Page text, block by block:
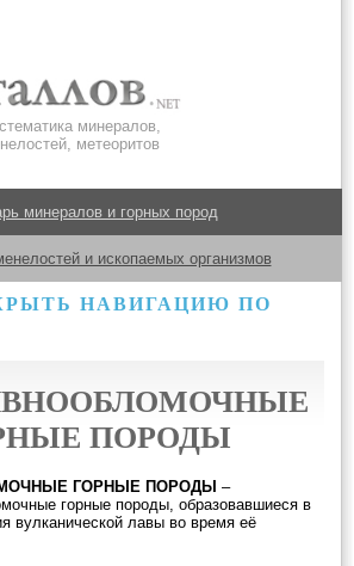
минералов,
метеоритов
минералов и горных пород
и ископаемых организмов
НАВИГАЦИЮ ПО
ПОРОДЫ
ГОРНЫЕ ПОРОДЫ –
горные породы, образовавшиеся в
вулканической лавы во время её